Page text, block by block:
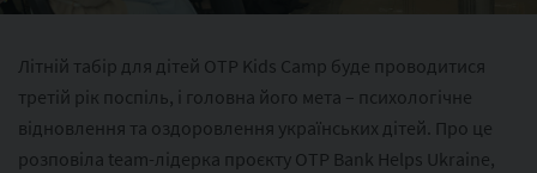
Літній табір для дітей OTP Kids Camp буде проводитися
третій рік поспіль, і головна його мета – психологічне
відновлення та оздоровлення українських дітей. Про це
розповіла team-лідерка проєкту OTP Bank Helps Ukraine,